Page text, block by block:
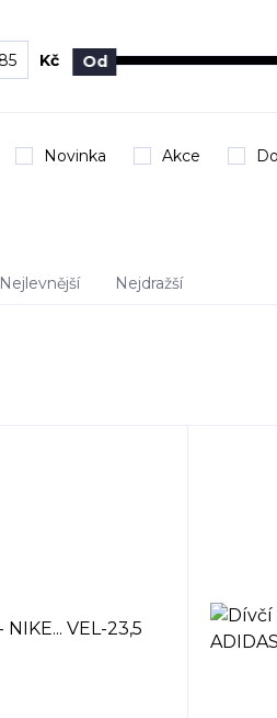
Kč Od
Novinka Akce
Nejlevnější Nejdražší